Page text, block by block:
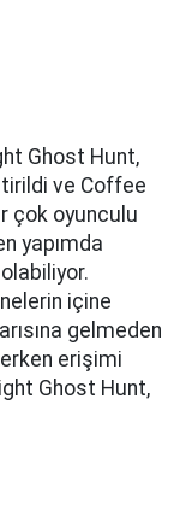
Ghost Hunt,
ve Coffee
çok oyunculu
yapımda
içine
gelmeden
erişimi
Ghost Hunt,